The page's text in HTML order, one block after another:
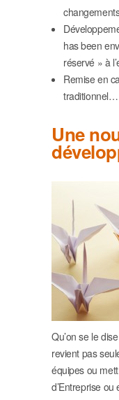
has been
réservé » à
Remise en
traditionnel…
Une
Qu’on se le
revient pas
équipes ou
d’Entreprise